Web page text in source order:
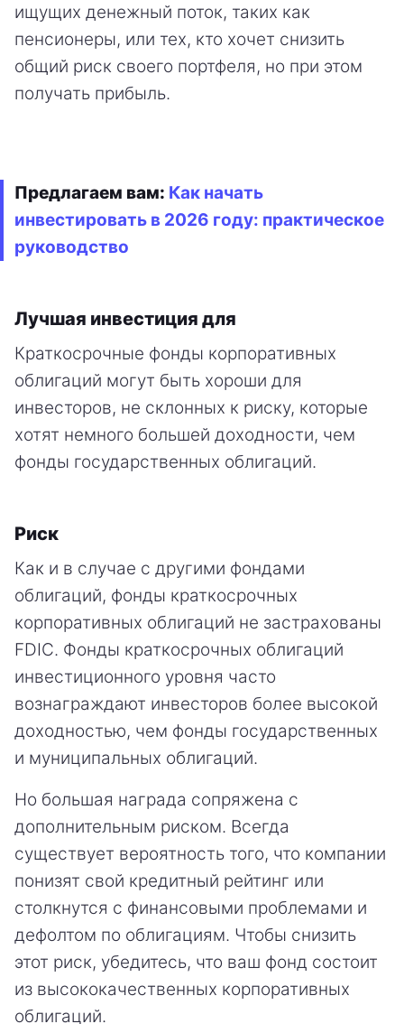
ищущих денежный поток, таких как
пенсионеры, или тех, кто хочет снизить
общий риск своего портфеля, но при этом
получать прибыль.
Предлагаем вам: Как начать
инвестировать в 2026 году: практическое
руководство
Лучшая инвестиция для
Краткосрочные фонды корпоративных
облигаций могут быть хороши для
инвесторов, не склонных к риску, которые
хотят немного большей доходности, чем
фонды государственных облигаций.
Риск
Как и в случае с другими фондами
облигаций, фонды краткосрочных
корпоративных облигаций не застрахованы
FDIC. Фонды краткосрочных облигаций
инвестиционного уровня часто
вознаграждают инвесторов более высокой
доходностью, чем фонды государственных
и муниципальных облигаций.
Но большая награда сопряжена с
дополнительным риском. Всегда
существует вероятность того, что компании
понизят свой кредитный рейтинг или
столкнутся с финансовыми проблемами и
дефолтом по облигациям. Чтобы снизить
этот риск, убедитесь, что ваш фонд состоит
из высококачественных корпоративных
облигаций.